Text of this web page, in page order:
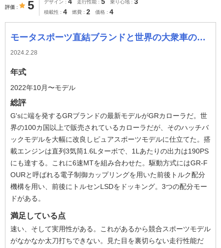
評価 5 デザイン 走行性能 乗り心地
積載性 4 燃費 2 価格 4
モータスポーツ直結ブランドと世界の大衆車のタッグ
2024.2.28
年式
2022年10月〜モデル
総評
G'sに端を発するGRブランドの最新モデルがGRカローラだ。世
界の100カ国以上で販売されているカローラだが、そのハッチバ
ックモデルを大幅に改良しピュアスポーツモデルに仕立てた。搭
載エンジンは直列3気筒1.6Lターボで、1Lあたりの出力は190PS
にも達する。これに6速MTを組み合わせた。駆動方式にはGR-F
OURと呼ばれる電子制御カップリングを用いた前後トルク配分
機構を用い、前後にトルセンLSDをドッキング。3つの配分モー
ドがある。
満足している点
速い、そして実用性がある。これがあるから競合スポーツモデル
がなかなか太刀打ちできない。見た目を裏切らない走行性能だ